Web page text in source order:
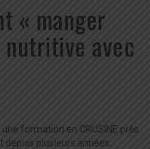
« manger
avec
formation en CRUSINE près
depuis plusieurs années.